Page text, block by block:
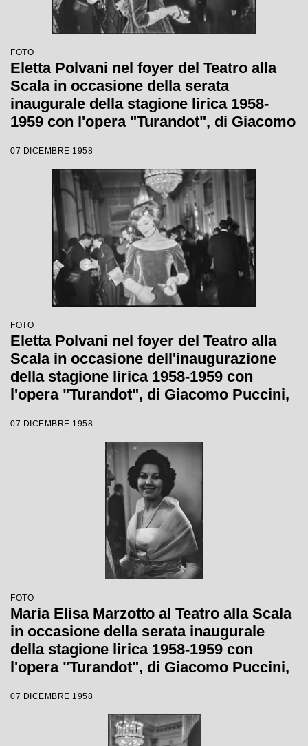
FOTO
Eletta Polvani nel foyer del Teatro alla
Scala in occasione della serata
inaugurale della stagione lirica 1958-
1959 con l'opera "Turandot", di Giacomo
regia di Margherita Wallmann
07 DICEMBRE 1958
FOTO
Eletta Polvani nel foyer del Teatro alla
Scala in occasione dell'inaugurazione
della stagione lirica 1958-1959 con
l'opera "Turandot", di Giacomo Puccini,
Margherita Wallmann
07 DICEMBRE 1958
FOTO
Maria Elisa Marzotto al Teatro alla Scala
in occasione della serata inaugurale
della stagione lirica 1958-1959 con
l'opera "Turandot", di Giacomo Puccini,
Margherita Wallmann
07 DICEMBRE 1958